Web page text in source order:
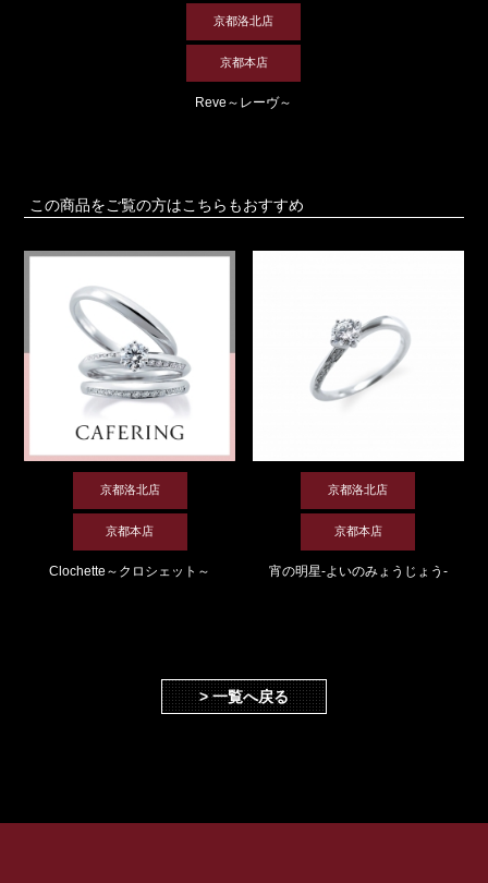
京都洛北店
京都本店
Reve～レーヴ～
この商品をご覧の方はこちらもおすすめ
京都洛北店
京都本店
Clochette～クロシェット～
京都洛北店
京都本店
宵の明星-よいのみょうじょう-
> 一覧へ戻る